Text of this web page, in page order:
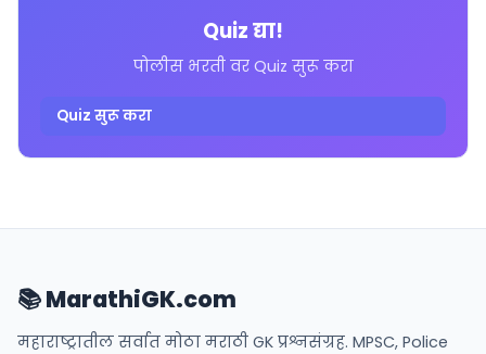
Quiz द्या!
पोलीस भरती वर Quiz सुरू करा
Quiz सुरू करा
📚 MarathiGK.com
महाराष्ट्रातील सर्वात मोठा मराठी GK प्रश्नसंग्रह. MPSC, Police